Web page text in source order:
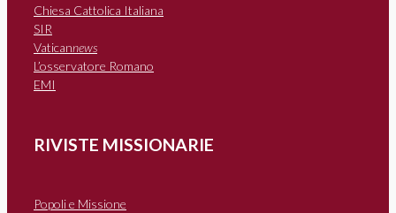
Chiesa Cattolica Italiana
SIR
Vaticannews
L’osservatore Romano
EMI
RIVISTE MISSIONARIE
Popoli e Missione